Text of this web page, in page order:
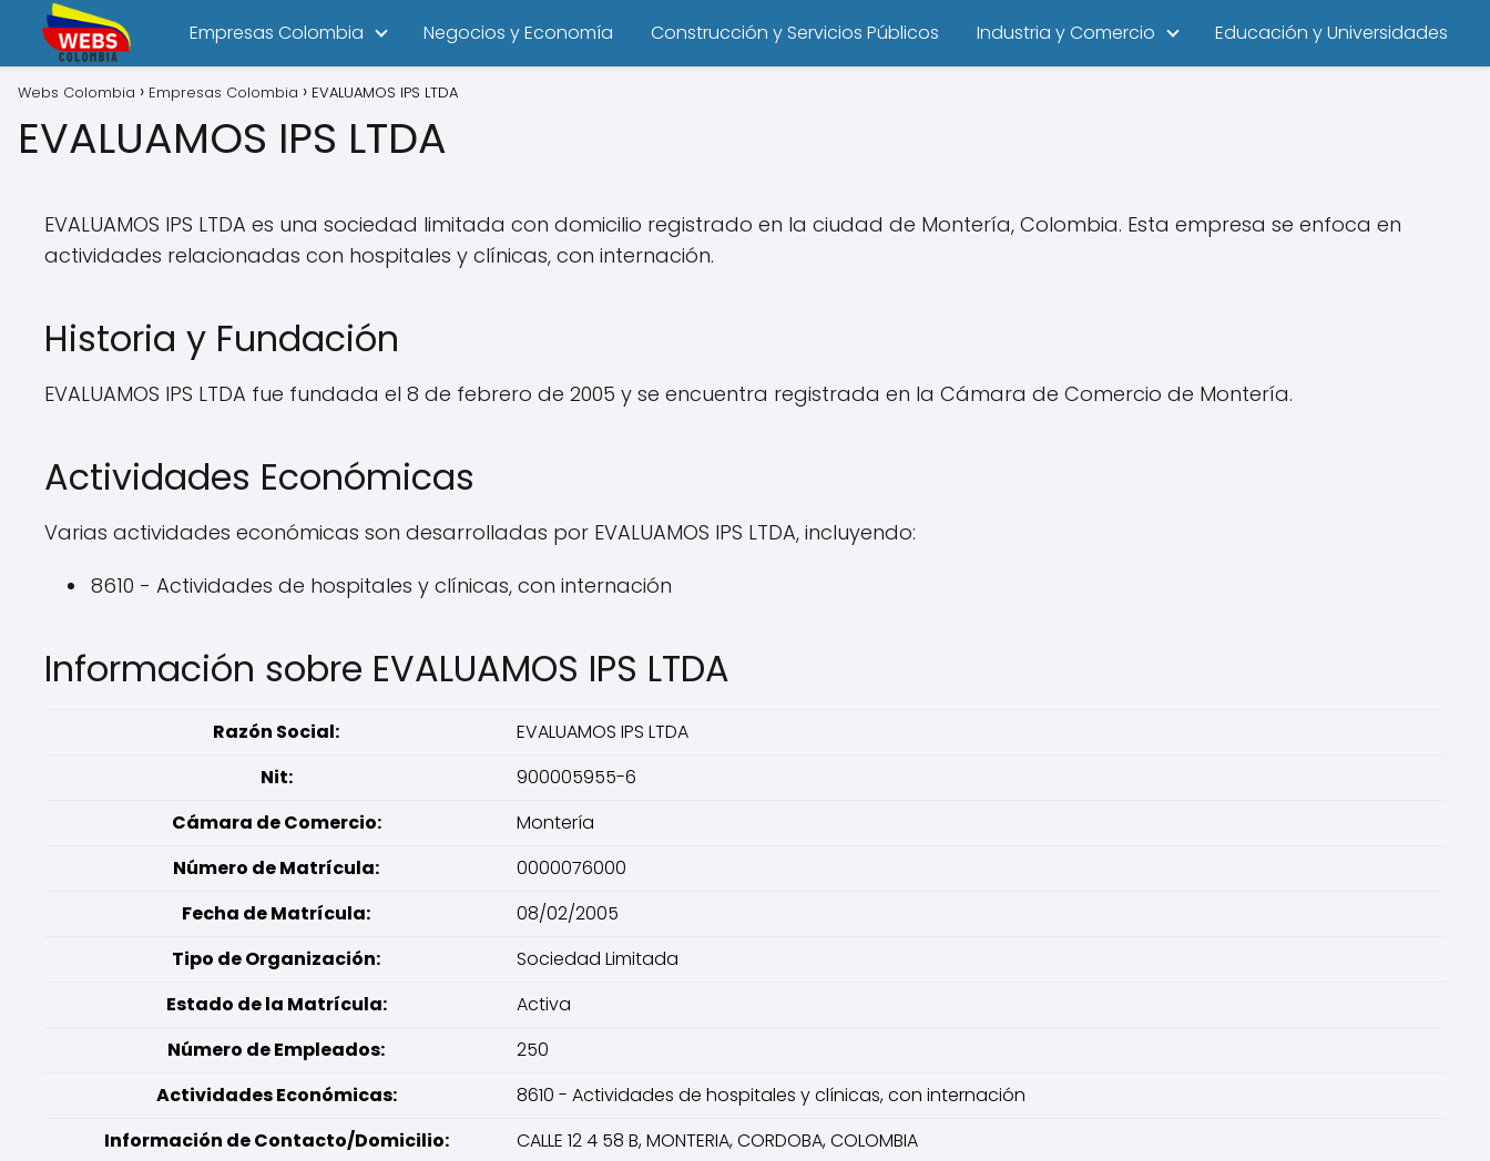
Empresas Colombia Negocios y Economía Construcción y Servicios Públicos Industria y Comercio Educación y Universidades
Webs Colombia Empresas Colombia EVALUAMOS IPS LTDA
EVALUAMOS IPS LTDA
EVALUAMOS IPS LTDA es una sociedad limitada con domicilio registrado en la ciudad de Montería, Colombia. Esta empresa se enfoca en
actividades relacionadas con hospitales y clínicas, con internación.
Historia y Fundación
EVALUAMOS IPS LTDA fue fundada el 8 de febrero de 2005 y se encuentra registrada en la Cámara de Comercio de Montería.
Actividades Económicas
Varias actividades económicas son desarrolladas por EVALUAMOS IPS LTDA, incluyendo:
8610 - Actividades de hospitales y clínicas, con internación
Información sobre EVALUAMOS IPS LTDA
Razón Social:
EVALUAMOS IPS LTDA
Nit:
900005955-6
Cámara de Comercio:
Montería
Número de Matrícula:
0000076000
Fecha de Matrícula:
08/02/2005
Tipo de Organización:
Sociedad Limitada
Estado de la Matrícula:
Activa
Número de Empleados:
250
Actividades Económicas:
8610 - Actividades de hospitales y clínicas, con internación
Información de Contacto/Domicilio:
CALLE 12 4 58 B, MONTERIA, CORDOBA, COLOMBIA